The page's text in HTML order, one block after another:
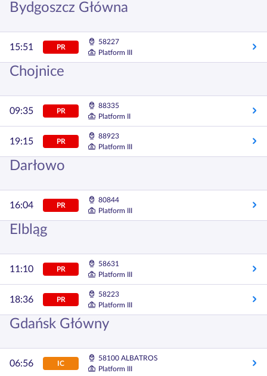
Bydgoszcz Główna
15:51 PR
58227
Platform III
Chojnice
09:35 PR
88335
Platform II
19:15 PR
88923
Platform III
Darłowo
16:04 PR
80844
Platform III
Elbląg
11:10 PR
58631
Platform III
18:36 PR
58223
Platform III
Gdańsk Główny
06:56 IC
58100 ALBATROS
Platform III